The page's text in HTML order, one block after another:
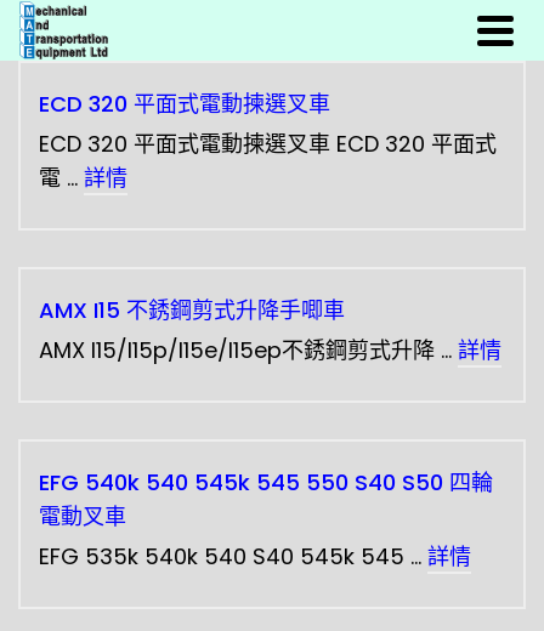
ECD 320 平面式電動揀選叉車
ECD 320 平面式電動揀選叉車 ECD 320 平面式
電 … 詳情
AMX I15 不銹鋼剪式升降手唧車
AMX I15/I15p/I15e/I15ep不銹鋼剪式升降 … 詳情
EFG 540k 540 545k 545 550 S40 S50 四輪
電動叉車
EFG 535k 540k 540 S40 545k 545 … 詳情